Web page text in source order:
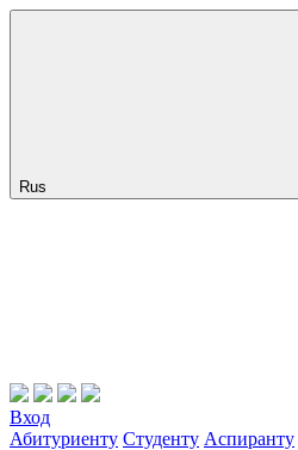
Rus
Вход
Абитуриенту Студенту Аспиранту